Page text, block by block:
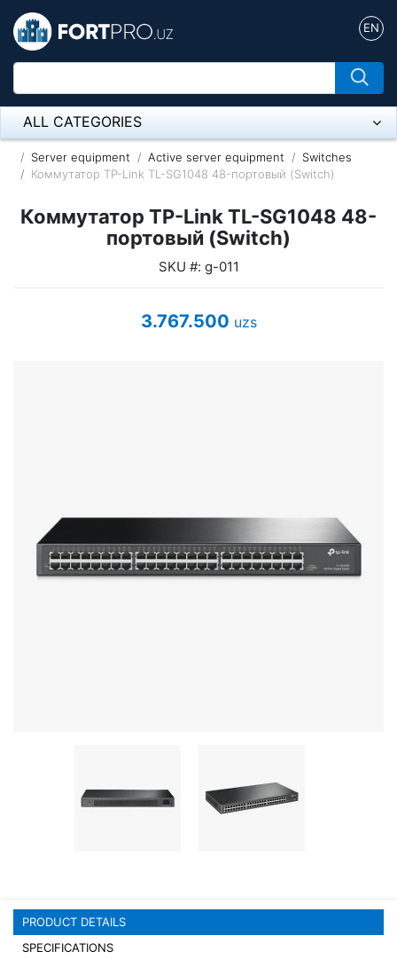
EN
ALL CATEGORIES
Микрофон
Оборудование Mikrotik
Headphones
Mouses and keybords
Server equipment Active server equipment
Switches
Коммутатор TP-Link TL-SG1048 48-портовый (Switch)
Коммутатор TP-Link TL-SG1048 48-
портовый (Switch)
SKU #: g-011
3.767.500 uzs
PRODUCT DETAILS
SPECIFICATIONS